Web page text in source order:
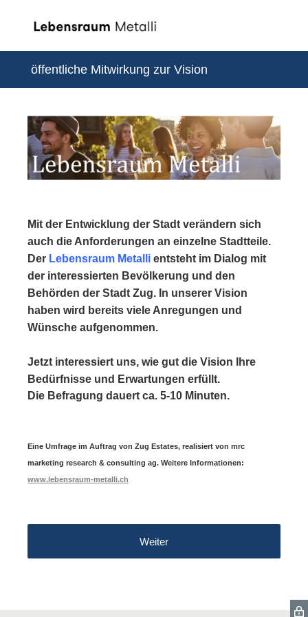
öffentliche Mitwirkung zur Vision
Mit der Entwicklung der Stadt verändern sich
auch die Anforderungen an einzelne Stadtteile.
Der Lebensraum Metalli entsteht im Dialog mit
der interessierten Bevölkerung und den
Behörden der Stadt Zug. In unserer Vision
haben wird bereits viele Anregungen und
Wünsche aufgenommen.
Jetzt interessiert uns, wie gut die Vision Ihre
Bedürfnisse und Erwartungen erfüllt.
Die Befragung dauert ca. 5-10 Minuten.
Eine Umfrage im Auftrag von Zug Estates, realisiert von mrc
marketing research & consulting ag. Weitere Informationen:
www.lebensraum-metalli.ch
Weiter